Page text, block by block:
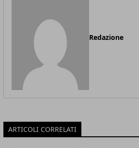
Redazione
ARTICOLI CORRELATI